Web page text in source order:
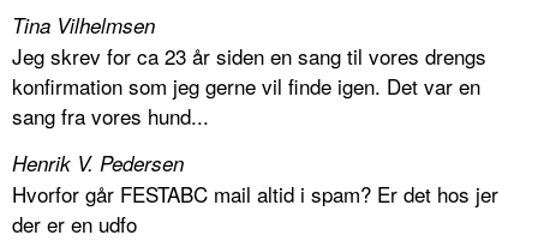
Tina Vilhelmsen
Jeg skrev for ca 23 år siden en sang til vores drengs
konfirmation som jeg gerne vil finde igen. Det var en
sang fra vores hund...
Henrik V. Pedersen
Hvorfor går FESTABC mail altid i spam? Er det hos jer
der er en udfo